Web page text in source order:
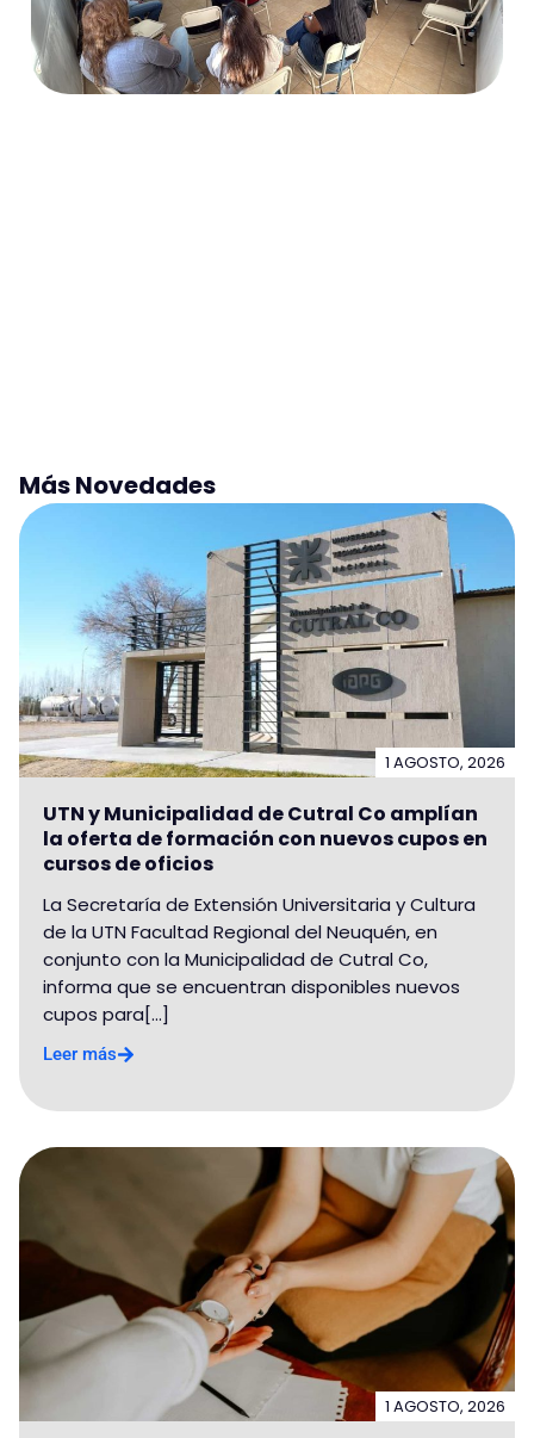
Más Novedades
1 AGOSTO, 2026
UTN y Municipalidad de Cutral Co amplían
la oferta de formación con nuevos cupos en
cursos de oficios
La Secretaría de Extensión Universitaria y Cultura
de la UTN Facultad Regional del Neuquén, en
conjunto con la Municipalidad de Cutral Co,
informa que se encuentran disponibles nuevos
cupos para[...]
Leer más
1 AGOSTO, 2026